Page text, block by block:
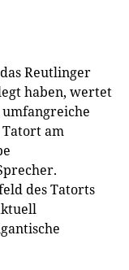
Reutlinger
haben, wertet
Tatort am
des Tatorts